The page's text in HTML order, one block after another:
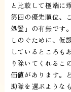
と比較して極端に
第四の優先順位、
処置」の有無です
しのぐために、仮
しているところも
り除いてくれるこ
価値があります。
助隊を選ぶような